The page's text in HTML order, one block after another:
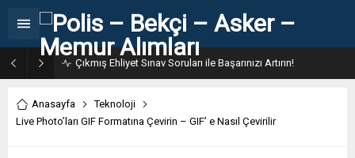
Anasayfa
Teknoloji
Live Photo’ları GIF Formatına Çevirin – GIF’ e Nasıl Çevirilir